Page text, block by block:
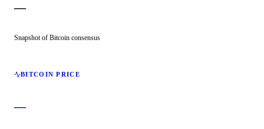
—
Snapshot of Bitcoin consensus
BITCOIN PRICE
—